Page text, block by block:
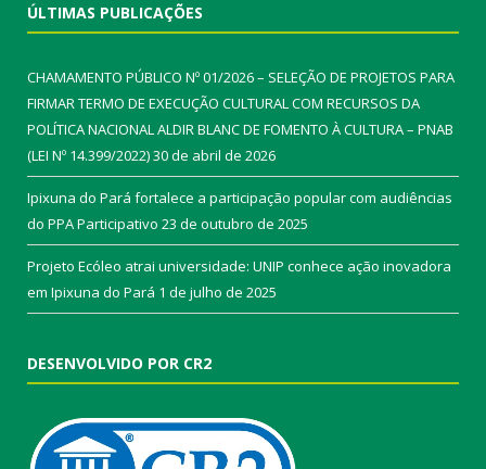
ÚLTIMAS PUBLICAÇÕES
CHAMAMENTO PÚBLICO Nº 01/2026 – SELEÇÃO DE PROJETOS PARA
FIRMAR TERMO DE EXECUÇÃO CULTURAL COM RECURSOS DA
POLÍTICA NACIONAL ALDIR BLANC DE FOMENTO À CULTURA – PNAB
(LEI Nº 14.399/2022)30 de abril de 2026
Ipixuna do Pará fortalece a participação popular com audiências
do PPA Participativo 23 de outubro de 2025
Projeto Ecóleo atrai universidade: UNIP conhece ação inovadora
em Ipixuna do Pará 1 de julho de 2025
DESENVOLVIDO POR CR2